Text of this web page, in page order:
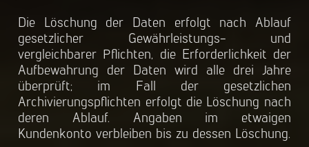
Die Löschung der Daten erfolgt nach Ablauf
gesetzlicher Gewährleistungs- und
vergleichbarer Pflichten, die Erforderlichkeit der
Aufbewahrung der Daten wird alle drei Jahre
überprüft; im Fall der gesetzlichen
Archivierungspflichten erfolgt die Löschung nach
deren Ablauf. Angaben im etwaigen
Kundenkonto verbleiben bis zu dessen Löschung.